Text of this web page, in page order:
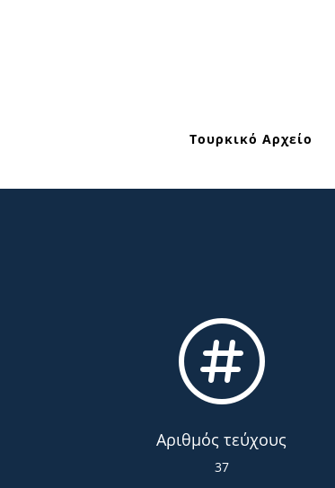
Τουρκικό Αρχείο

Αριθμός τεύχους
37